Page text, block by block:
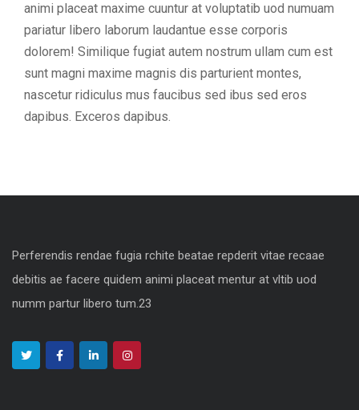
animi placeat maxime cuuntur at voluptatib uod numuam
pariatur libero laborum laudantue esse corporis
dolorem! Similique fugiat autem nostrum ullam cum est
sunt magni maxime magnis dis parturient montes,
nascetur ridiculus mus faucibus sed ibus sed eros
dapibus. Exceros dapibus.
Perferendis rendae fugia rchite beatae repderit vitae recaae
debitis ae facere quidem animi placeat mentur at vltib uod
numm partur libero tum.23